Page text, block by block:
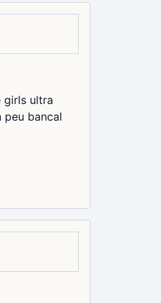
girls ultra
peu bancal